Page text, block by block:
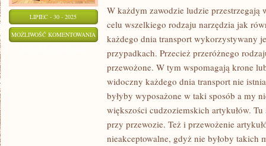
LIPIEC - 30 - 2025
MOŻLIWOŚĆ KOMENTOWANIA
WĄTPLIWOŚCI,
KAŻDY
POSIADA
W każdym zawodzie ludzie przestrzegają
celu wszelkiego rodzaju narzędzia jak
każdego dnia transport wykorzystywany
przypadkach. Przecież przeróżnego
przewożone. W tym wspomagają krone
widoczny każdego dnia transport nie
byłyby wyposażone w taki sposób a my
większości cudzoziemskich artykułów. Tu
przy przewozie. Też i przewożenie
nieakceptowalne, gdyż nie byłoby takich